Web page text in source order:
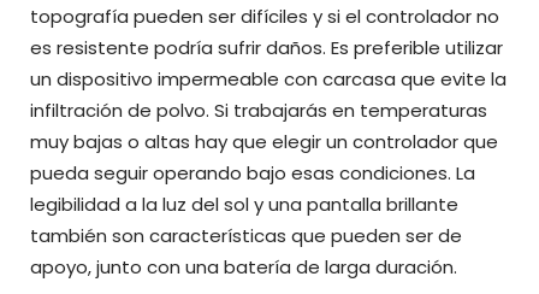
topografía pueden ser difíciles y si el controlador no
es resistente podría sufrir daños. Es preferible utilizar
un dispositivo impermeable con carcasa que evite la
infiltración de polvo. Si trabajarás en temperaturas
muy bajas o altas hay que elegir un controlador que
pueda seguir operando bajo esas condiciones. La
legibilidad a la luz del sol y una pantalla brillante
también son características que pueden ser de
apoyo, junto con una batería de larga duración.